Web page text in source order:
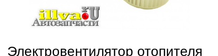
Электровентилятор отопителя